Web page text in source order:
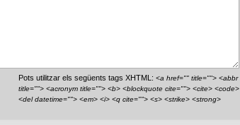
Pots utilitzar els següents tags XHTML:<a href="" title=""> <abbr
title=""> <acronym title=""> <b> <blockquote cite=""> <cite> <code>
<del datetime=""> <em> <i> <q cite=""> <s> <strike> <strong>